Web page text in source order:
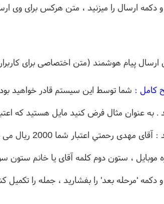
دکمه ارسال را میزنید ، متن هرکس برای وی
ارسال پیام هوشمند (متن اختصاصی برای
کامل : شما توسط این سیستم قادر خواهید
. به عنوان مثال فرض کنید مایل هستید که
نمایید :
موبایل ، ستون دوم کلمه آقای یا خانم
دکمه 'مرحله بعد' را بفشارید ، جمله را تکمیل